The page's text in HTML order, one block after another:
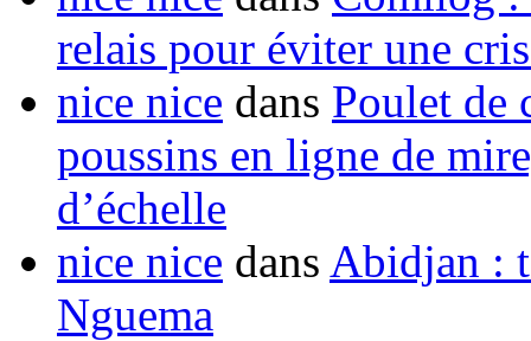
relais pour éviter une
nice nice dans Poulet de
poussins en ligne de
d’échelle
nice nice dans Abidjan :
Nguema